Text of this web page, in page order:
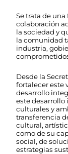
Se trata de
colaboración
la sociedad y
la comunidad
industria,
Desde la
fortalecer este
desarrollo
este desarrollo
culturales y
transferencia
cultural,
como de su
social, de
estrategias